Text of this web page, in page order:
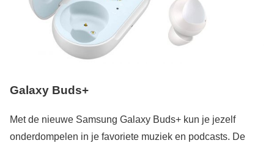
Galaxy Buds+
Met de nieuwe Samsung Galaxy Buds+ kun je jezelf
onderdompelen in je favoriete muziek en podcasts. De